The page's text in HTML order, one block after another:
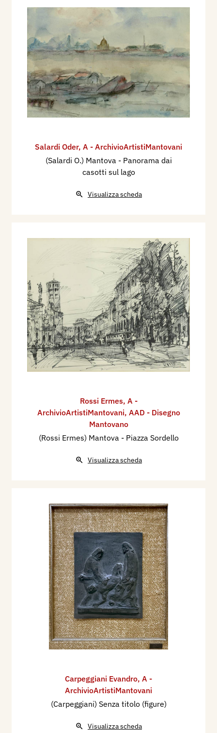
Salardi Oder, A - ArchivioArtistiMantovani
(Salardi O.) Mantova - Panorama dai
casotti sul lago
Visualizza scheda
Rossi Ermes, A -
ArchivioArtistiMantovani, AAD - Disegno
Mantovano
(Rossi Ermes) Mantova - Piazza Sordello
Visualizza scheda
Carpeggiani Evandro, A -
ArchivioArtistiMantovani
(Carpeggiani) Senza titolo (figure)
Visualizza scheda